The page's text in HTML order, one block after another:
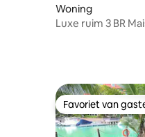
Woning
Luxe ruim 3 BR
Favoriet van
Favoriet van